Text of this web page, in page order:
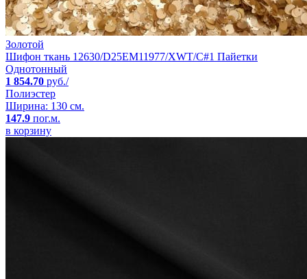
Золотой
Шифон ткань 12630/D25EM11977/XWT/C#1 Пайетки
Однотонный
1 854.70 руб./
Полиэстер
Ширина: 130 см.
147.9 пог.м.
в корзину